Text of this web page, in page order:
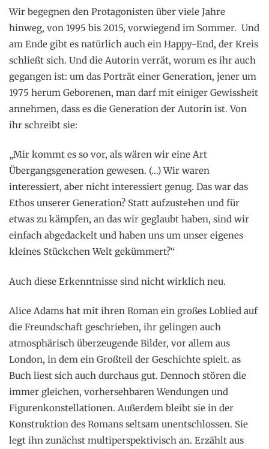
Wir begegnen den Protagonisten über viele Jahre
hinweg, von 1995 bis 2015, vorwiegend im Sommer. Und
am Ende gibt es natürlich auch ein Happy-End, der Kreis
schließt sich. Und die Autorin verrät, worum es ihr auch
gegangen ist: um das Porträt einer Generation, jener um
1975 herum Geborenen, man darf mit einiger Gewissheit
annehmen, dass es die Generation der Autorin ist. Von
ihr schreibt sie:
„Mir kommt es so vor, als wären wir eine Art
Übergangsgeneration gewesen. (…) Wir waren
interessiert, aber nicht interessiert genug. Das war das
Ethos unserer Generation? Statt aufzustehen und für
etwas zu kämpfen, an das wir geglaubt haben, sind wir
einfach abgedackelt und haben uns um unser eigenes
kleines Stückchen Welt gekümmert?“
Auch diese Erkenntnisse sind nicht wirklich neu.
Alice Adams hat mit ihren Roman ein großes Loblied auf
die Freundschaft geschrieben, ihr gelingen auch
atmosphärisch überzeugende Bilder, vor allem aus
London, in dem ein Großteil der Geschichte spielt. as
Buch liest sich auch durchaus gut. Dennoch stören die
immer gleichen, vorhersehbaren Wendungen und
Figurenkonstellationen. Außerdem bleibt sie in der
Konstruktion des Romans seltsam unentschlossen. Sie
legt ihn zunächst multiperspektivisch an. Erzählt aus